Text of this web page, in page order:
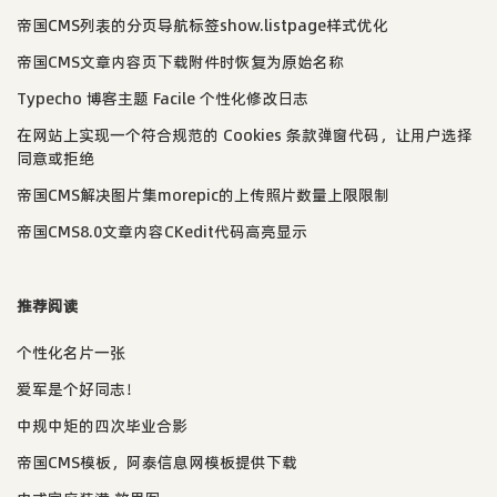
帝国CMS列表的分页导航标签show.listpage样式优化
帝国CMS文章内容页下载附件时恢复为原始名称
Typecho 博客主题 Facile 个性化修改日志
在网站上实现一个符合规范的 Cookies 条款弹窗代码，让用户选择
同意或拒绝
帝国CMS解决图片集morepic的上传照片数量上限限制
帝国CMS8.0文章内容CKedit代码高亮显示
推荐阅读
个性化名片一张
爱军是个好同志！
中规中矩的四次毕业合影
帝国CMS模板，阿泰信息网模板提供下载